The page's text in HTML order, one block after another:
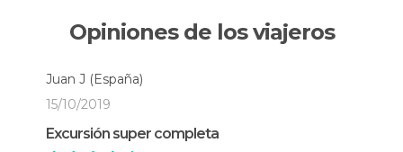
Opiniones de los viajeros
Juan J (España)
15/10/2019
Excursión super completa